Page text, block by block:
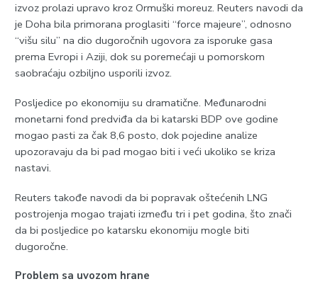
izvoz prolazi upravo kroz Ormuški moreuz. Reuters navodi da
je Doha bila primorana proglasiti “force majeure”, odnosno
“višu silu” na dio dugoročnih ugovora za isporuke gasa
prema Evropi i Aziji, dok su poremećaji u pomorskom
saobraćaju ozbiljno usporili izvoz.
Posljedice po ekonomiju su dramatične. Međunarodni
monetarni fond predviđa da bi katarski BDP ove godine
mogao pasti za čak 8,6 posto, dok pojedine analize
upozoravaju da bi pad mogao biti i veći ukoliko se kriza
nastavi.
Reuters takođe navodi da bi popravak oštećenih LNG
postrojenja mogao trajati između tri i pet godina, što znači
da bi posljedice po katarsku ekonomiju mogle biti
dugoročne.
Problem sa uvozom hrane